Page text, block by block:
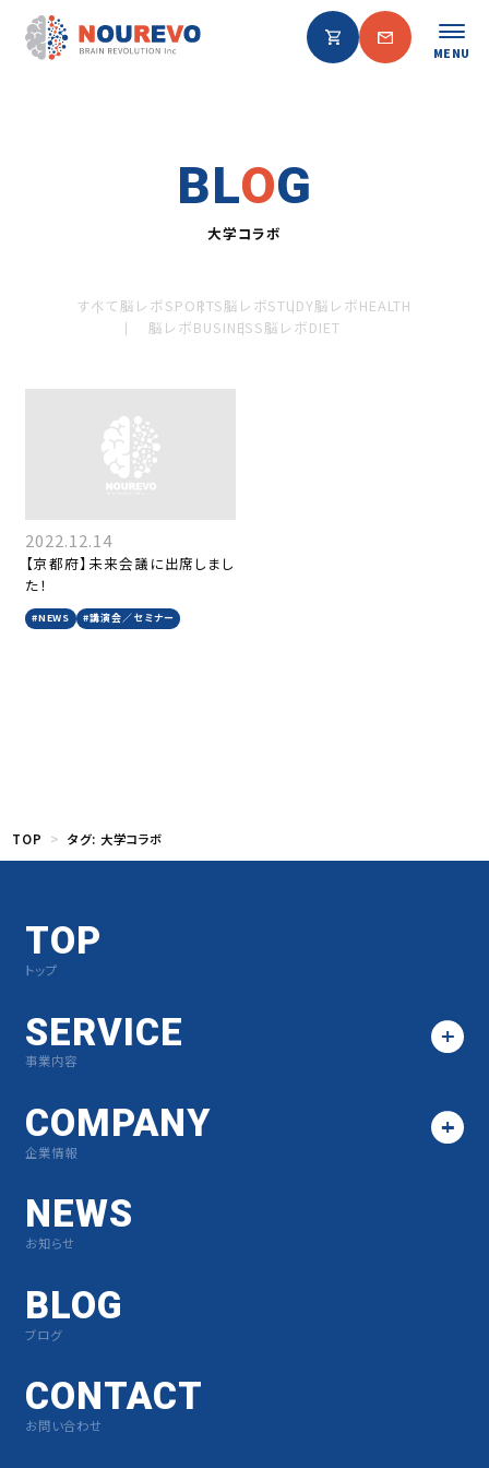
MENU
BLOG
大学コラボ
すべて脳レボSPORTS脳レボSTUDY脳レボHEALTH
脳レボBUSINESS脳レボDIET
2022.12.14
【京都府】未来会議に出席しまし
た！
#NEWS #講演会／セミナー
TOP タグ:大学コラボ
TOP
トップ
SERVICE
事業内容
COMPANY
企業情報
NEWS
お知らせ
BLOG
ブログ
CONTACT
お問い合わせ